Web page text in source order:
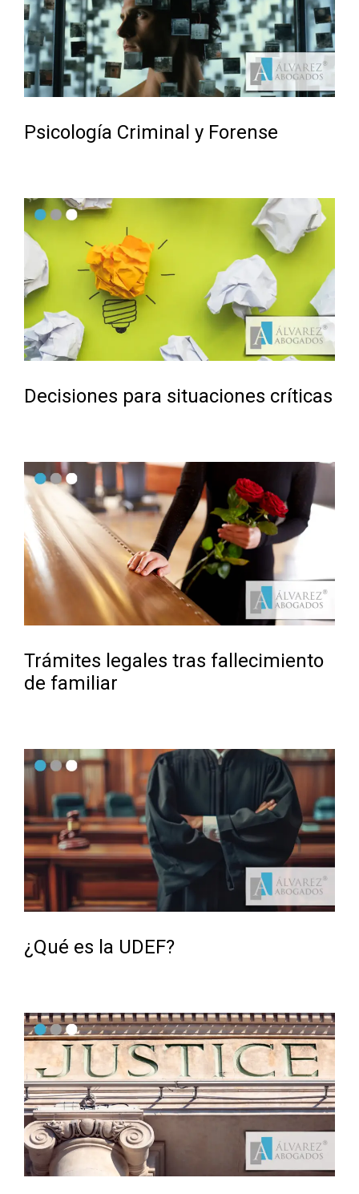
Psicología Criminal y Forense
Decisiones para situaciones críticas
Trámites legales tras fallecimiento
de familiar
¿Qué es la UDEF?